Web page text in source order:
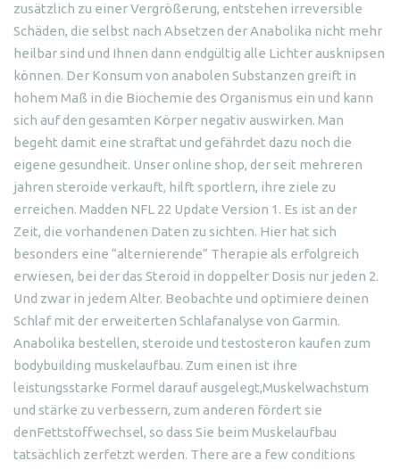
zusätzlich zu einer Vergrößerung, entstehen irreversible
Schäden, die selbst nach Absetzen der Anabolika nicht mehr
heilbar sind und Ihnen dann endgültig alle Lichter ausknipsen
können. Der Konsum von anabolen Substanzen greift in
hohem Maß in die Biochemie des Organismus ein und kann
sich auf den gesamten Körper negativ auswirken. Man
begeht damit eine straftat und gefährdet dazu noch die
eigene gesundheit. Unser online shop, der seit mehreren
jahren steroide verkauft, hilft sportlern, ihre ziele zu
erreichen. Madden NFL 22 Update Version 1. Es ist an der
Zeit, die vorhandenen Daten zu sichten. Hier hat sich
besonders eine “alternierende” Therapie als erfolgreich
erwiesen, bei der das Steroid in doppelter Dosis nur jeden 2.
Und zwar in jedem Alter. Beobachte und optimiere deinen
Schlaf mit der erweiterten Schlafanalyse von Garmin.
Anabolika bestellen, steroide und testosteron kaufen zum
bodybuilding muskelaufbau. Zum einen ist ihre
leistungsstarke Formel darauf ausgelegt,Muskelwachstum
und stärke zu verbessern, zum anderen fördert sie
denFettstoffwechsel, so dass Sie beim Muskelaufbau
tatsächlich zerfetzt werden. There are a few conditions